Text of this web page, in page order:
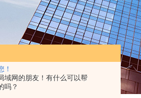
！
域网的朋友！有什么可以帮
吗？